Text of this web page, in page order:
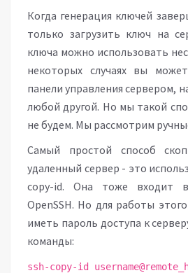
Когда генерация ключей
только загрузить ключ на
ключа можно использовать
некоторых случаях вы
панели управления сервером,
любой другой. Но мы такой
не будем. Мы рассмотрим
Самый простой способ
удаленный сервер - это
copy-id. Она тоже входит
OpenSSH. Но для работы
иметь пароль доступа к
команды:
ssh-copy-id